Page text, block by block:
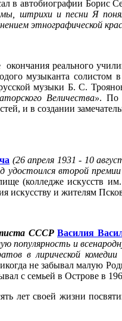
в автобиографии Борис
штрихи и песни Я
этнографической
окончания реального
музыканта солистом
музыки Б. С.
Величества». По
и в создании
(26 апреля 1931 - 10
второй премии
(колледже искусств
искусству и жителям
СССР Василия
и
в лирической комедии
не забывал малую
с семьей в Острове в
лет своей жизни